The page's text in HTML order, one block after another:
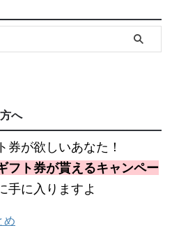
へ
券が欲しいあなた！
フト券が貰えるキャンペー
手に入りますよ
め